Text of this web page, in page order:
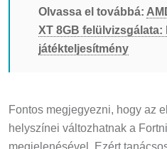
Olvassa el továbbá:
XT 8GB felülvizsgálata:
játékteljesítmény
Fontos megjegyezni, hogy az
helyszínei változhatnak a
megjelenésével. Ezért